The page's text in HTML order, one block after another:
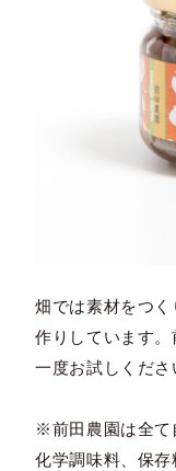
畑では素材をつ
作りしています
一度お試しくださ
※前田農園は全て
化学調味料、保